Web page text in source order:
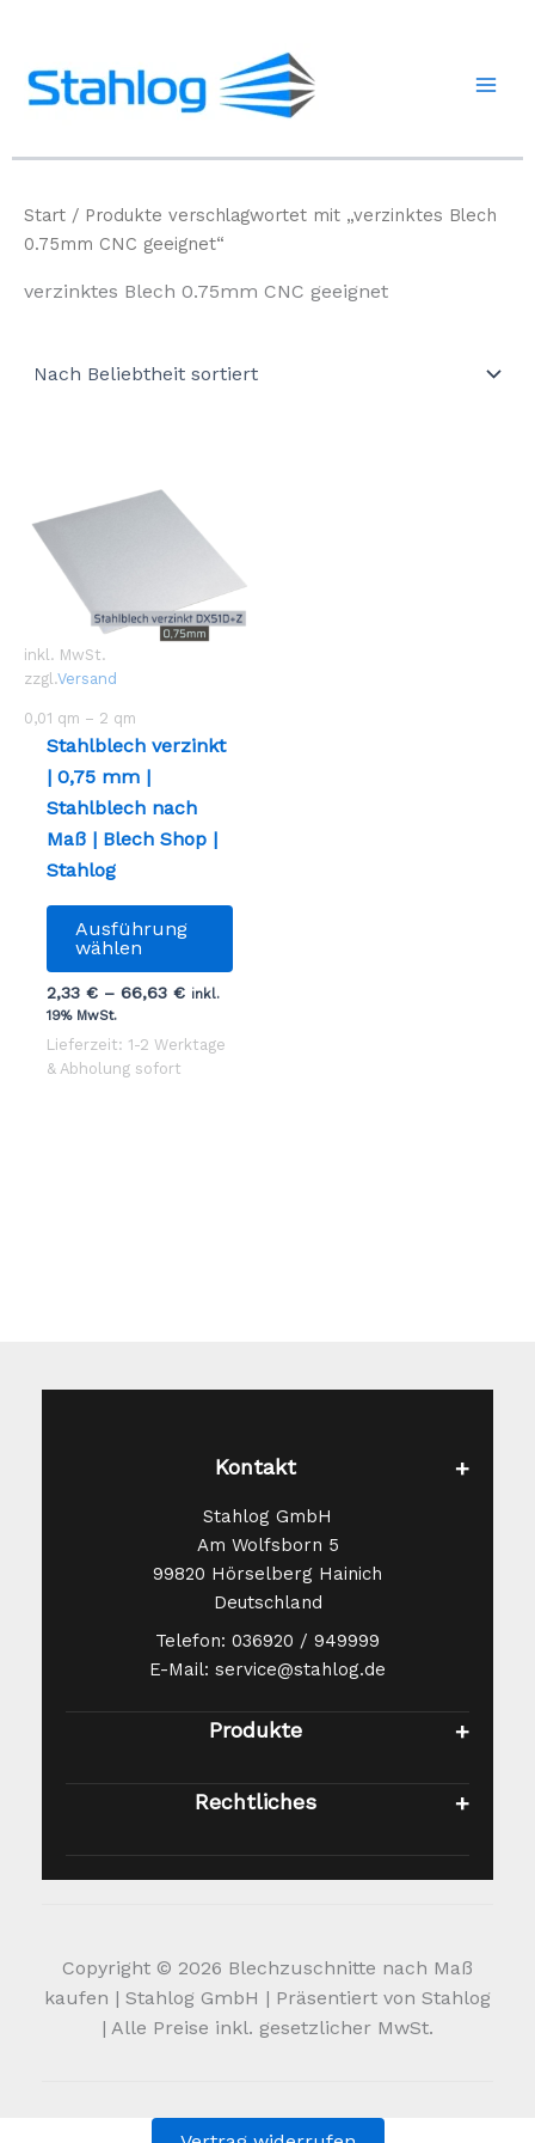
springen
Start / Produkte verschlagwortet mit „verzinktes Blech
0.75mm CNC geeignet“
verzinktes Blech 0.75mm CNC geeignet
inkl. MwSt.
zzgl.Versand
0,01 qm – 2 qm
Stahlblech verzinkt
| 0,75 mm |
Stahlblech nach
Maß | Blech Shop |
Stahlog
Ausführung
wählen
Dieses
weist
2,33€ –66,63€ inkl.
19% MwSt.
Lieferzeit: 1-2 Werktage
& Abholung sofort
Kontakt
Stahlog GmbH
Am Wolfsborn 5
99820 Hörselberg Hainich
Deutschland
Telefon: 036920 / 949999
E-Mail: service@stahlog.de
Produkte
Rechtliches
Copyright © 2026 Blechzuschnitte nach Maß
kaufen | Stahlog GmbH | Präsentiert von Stahlog
| Alle Preise inkl. gesetzlicher MwSt.